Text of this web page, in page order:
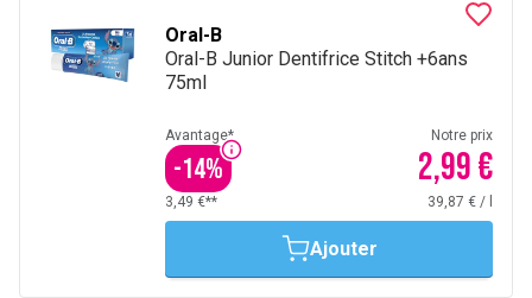
Oral-B
Oral-B Junior Dentifrice Stitch +6ans
75ml
Avantage*
-14%
Notre prix
2,99 €
3,49 €** 39,87 € /
Ajouter